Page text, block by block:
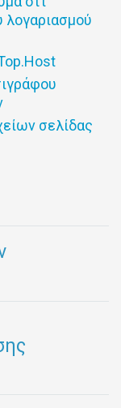
λογαριασμού
σελίδας